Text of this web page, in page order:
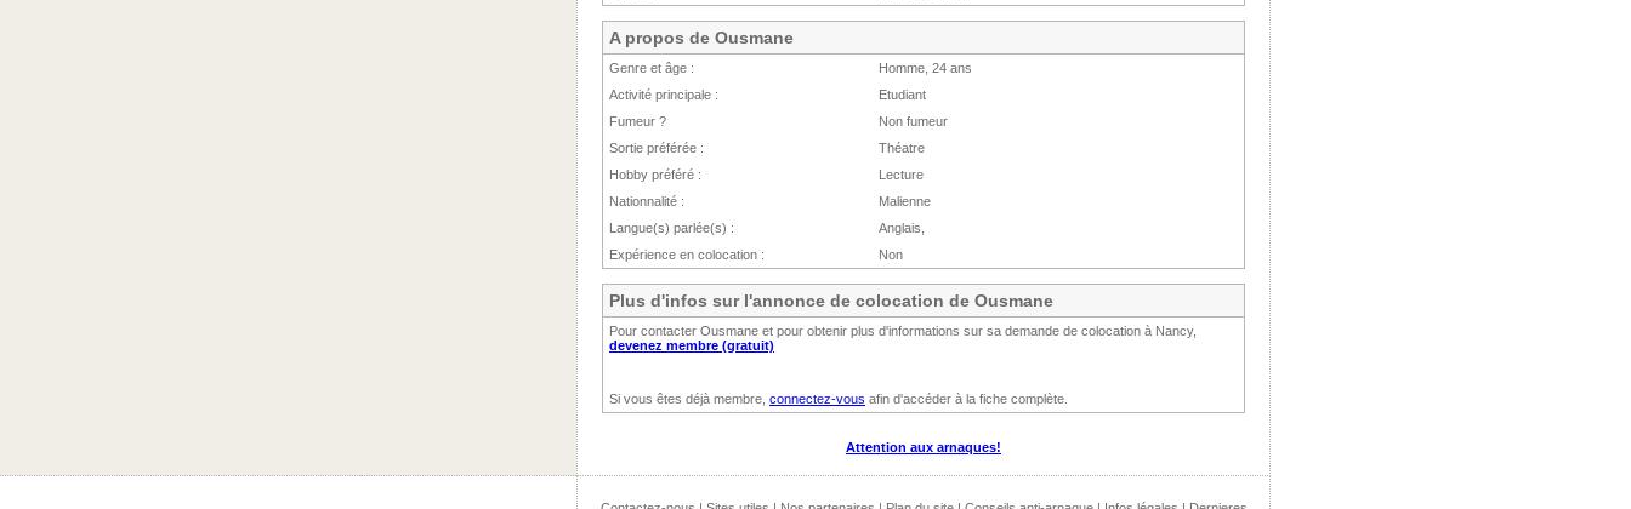
A propos de Ousmane
Genre et âge :
Homme, 24 ans
Activité principale :
Etudiant
Fumeur ?
Non fumeur
Sortie préférée :
Théatre
Hobby préféré :
Lecture
Nationnalité :
Malienne
Langue(s) parlée(s) :
Anglais,
Expérience en colocation :
Non
Plus d'infos sur l'annonce de colocation de Ousmane
Pour contacter Ousmane et pour obtenir plus d'informations sur sa demande de colocation à Nancy,
devenez membre (gratuit)
Si vous êtes déjà membre, connectez-vous afin d'accéder à la fiche complète.
Attention aux arnaques!